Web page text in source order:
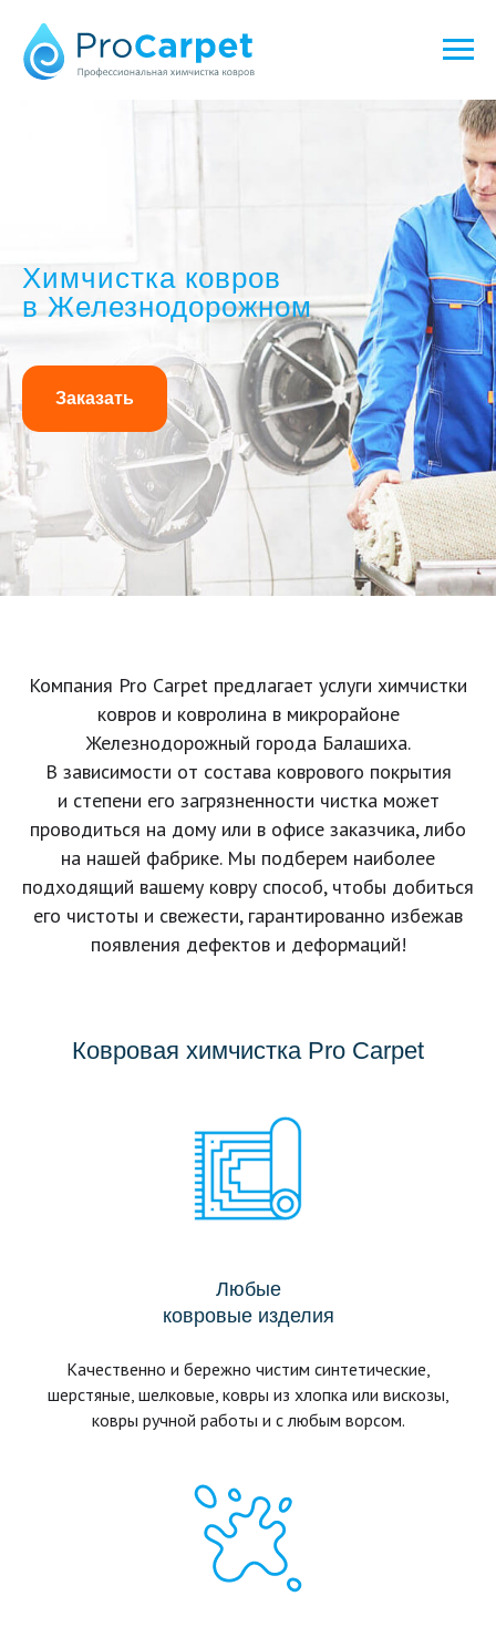
Химчистка ковров
в Железнодорожном
Заказать
Компания Pro Carpet предлагает услуги химчистки
ковров и ковролина в микрорайоне
Железнодорожный города Балашиха.
В зависимости от состава коврового покрытия
и степени его загрязненности чистка может
проводиться на дому или в офисе заказчика, либо
на нашей фабрике. Мы подберем наиболее
подходящий вашему ковру способ, чтобы добиться
его чистоты и свежести, гарантированно избежав
появления дефектов и деформаций!
Ковровая химчистка Pro Carpet
Любые
ковровые изделия
Качественно и бережно чистим синтетические,
шерстяные, шелковые, ковры из хлопка или вискозы,
ковры ручной работы и с любым ворсом.